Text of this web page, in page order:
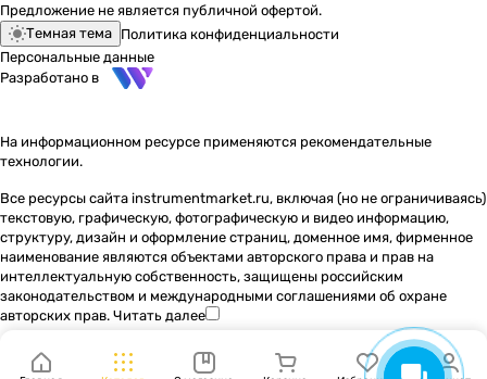
Предложение не является публичной офертой.
Темная тема Политика конфиденциальности
Персональные данные
Разработано в
На информационном ресурсе применяются рекомендательные
технологии.
Все ресурсы сайта instrumentmarket.ru, включая (но не ограничиваясь)
текстовую, графическую, фотографическую и видео информацию,
структуру, дизайн и оформление страниц, доменное имя, фирменное
наименование являются объектами авторского права и прав на
интеллектуальную собственность, защищены российским
законодательством и международными соглашениями об охране
авторских прав. Читать далее